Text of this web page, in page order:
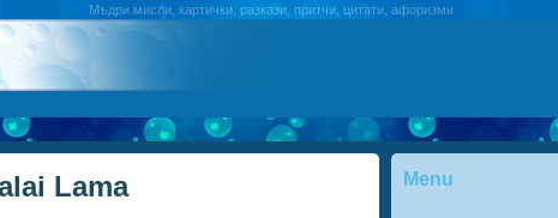
Мъдри мисли, картички, разкази, притчи, цитати, афоризми
Menu
Lama